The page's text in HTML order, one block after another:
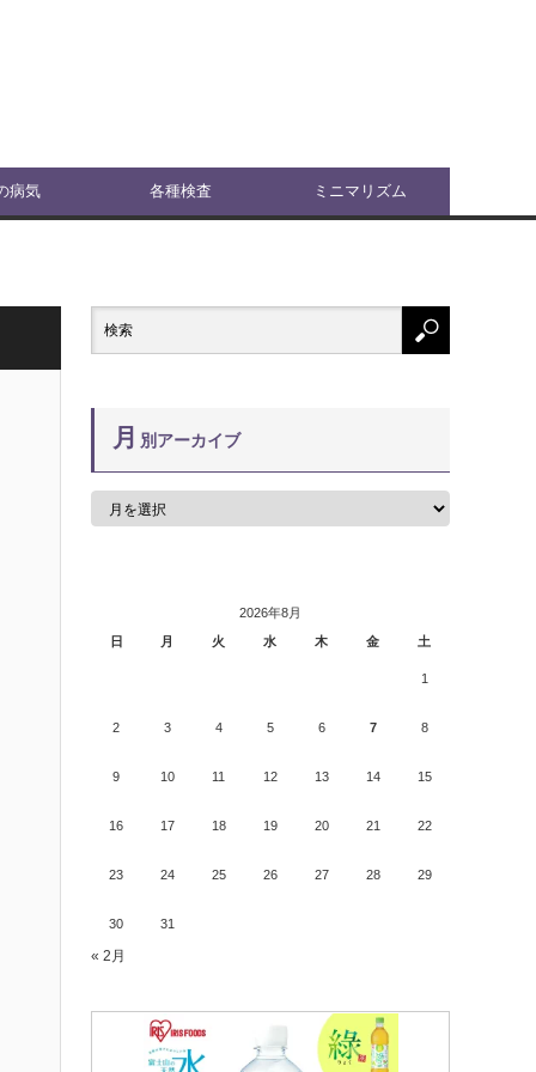
病気 各種検査 ミニマリズム
月 別アーカイブ
2026年8月
日
月 火 水 木 金 土
1
2 3 4 5 6 7 8
9 10 11 12 13 14 15
16 17 18 19 20 21 22
23 24 25 26 27 28 29
30 31
« 2月